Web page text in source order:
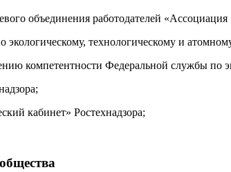
объединения работодателей «Ассоциация
технологическому и
компетентности Федеральной службы по
кабинет» Ростехнадзора;